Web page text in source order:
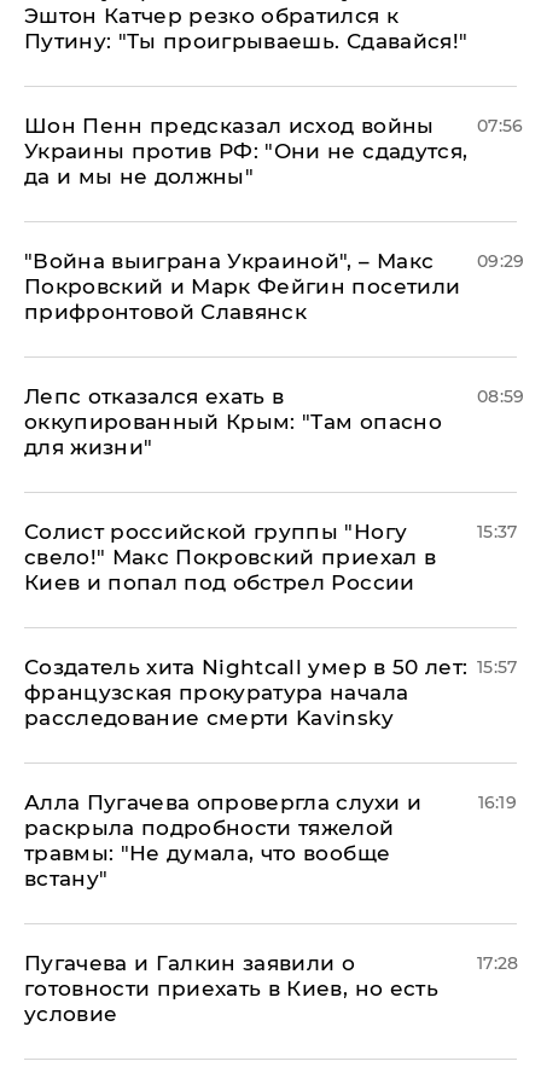
Эштон Катчер резко обратился к
Путину: "Ты проигрываешь. Сдавайся!"
Шон Пенн предсказал исход войны
Украины против РФ: "Они не сдадутся,
да и мы не должны"
07:56
"Война выиграна Украиной", – Макс
Покровский и Марк Фейгин посетили
прифронтовой Славянск
09:29
Лепс отказался ехать в
оккупированный Крым: "Там опасно
для жизни"
08:59
Солист российской группы "Ногу
свело!" Макс Покровский приехал в
Киев и попал под обстрел России
15:37
Создатель хита Nightcall умер в 50 лет:
французская прокуратура начала
расследование смерти Kavinsky
15:57
Алла Пугачева опровергла слухи и
раскрыла подробности тяжелой
травмы: "Не думала, что вообще
встану"
16:19
Пугачева и Галкин заявили о
готовности приехать в Киев, но есть
условие
17:28